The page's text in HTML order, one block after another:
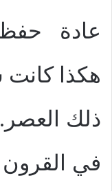
عادة
هكذا
ذلك
في القرون